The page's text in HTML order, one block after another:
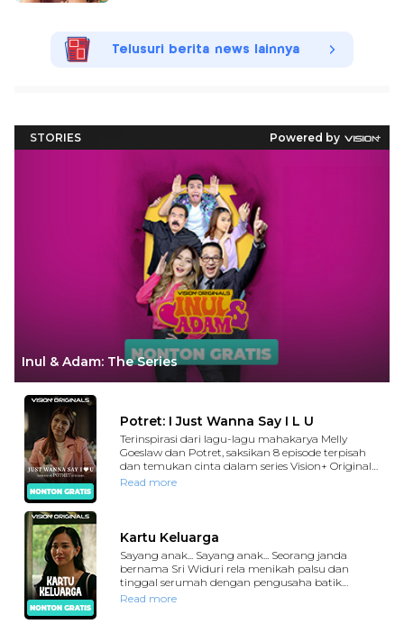
Telusuri berita news lainnya